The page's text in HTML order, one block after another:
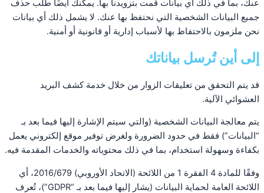
عنك، بما في ذلك أي بيانات قمت بتزويدنا بها. يمكنك أيضًا طلب حذف
جميع البيانات الشخصية التي نحتفظ بها عنك. لا يشمل ذلك أي بيانات
نحن ملزمون بالاحتفاظ بها لأسباب إدارية أو قانونية أو أمنية.
إلى أين تُرسل بياناتك
قد يتم التحقق من تعليقات الزوار من خلال خدمة كشف البريد
العشوائي الآلية.
يتم معالجة البيانات الشخصية (والتي سيتم الإشارة إليها فيما بعد بـ
“البيانات”) فقط في حدود الضرورة ولغرض توفير موقع إلكتروني يعمل
بكفاءة وسهولة استخدام، بما في ذلك محتوياته والخدمات المقدمة فيه.
وفقًا للمادة 4 الفقرة 1 من اللائحة (الاتحاد الأوروبي) 2016/679، أي
اللائحة العامة لحماية البيانات (يشار إليها فيما بعد بـ “GDPR”)، تُعرف